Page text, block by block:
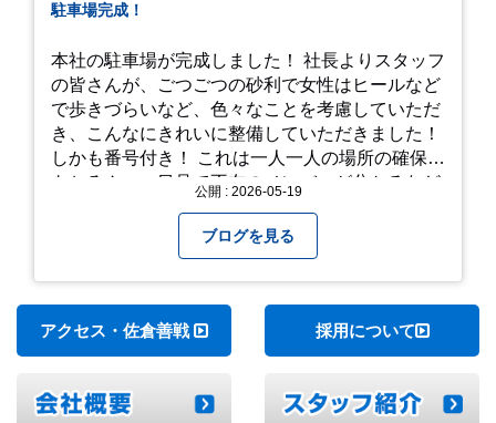
駐車場完成！
本社の駐車場が完成しました！ 社長よりスタッフ
の皆さんが、ごつごつの砂利で女性はヒールなど
で歩きづらいなど、色々なことを考慮していただ
き、こんなにきれいに整備していただきました！
しかも番号付き！ これは一人一人の場所の確保は
もちろん、一目見て不在のメンバーが分かるなど
は毎月「環境整備点検」を実施し、お客様や共に
働くスタッフの為、会社を皆で良くしていく取り
組みを実施しております！ 心一新！これからも努
力を重ねてまいります！
公開 : 2026-05-19
ブログを見る
アクセス・佐倉善戦 採用について